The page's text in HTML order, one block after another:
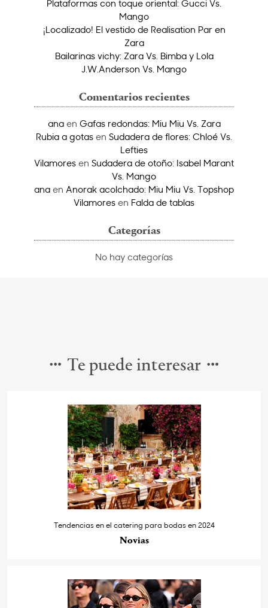
Plataformas con toque oriental: Gucci Vs.
Mango
¡Localizado! El vestido de Realisation Par en
Zara
Bailarinas vichy: Zara Vs. Bimba y Lola
J.W.Anderson Vs. Mango
Comentarios recientes
anaen Gafas redondas: Miu Miu Vs. Zara
Rubia a gotas en Sudadera de flores: Chloé Vs.
Lefties
Vilamores en Sudadera de otoño: Isabel Marant
Vs. Mango
ana en Anorak acolchado: Miu Miu Vs. Topshop
Vilamores en Falda de tablas
Categorías
No hay categorías
Te puede interesar
Tendencias en el catering para bodas en 2024
Novias